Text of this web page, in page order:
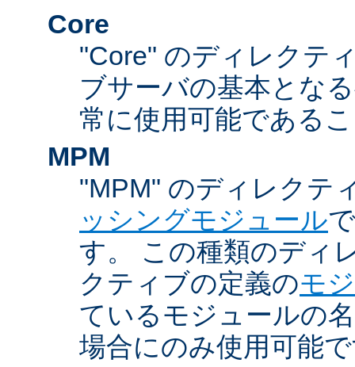
Core
"Core" のディレクテ
ブサーバの基本とな
常に使用可能である
MPM
"MPM" のディレクテ
ッシングモジュール
す。 この種類のディ
クティブの定義のモ
ているモジュールの
場合にのみ使用可能